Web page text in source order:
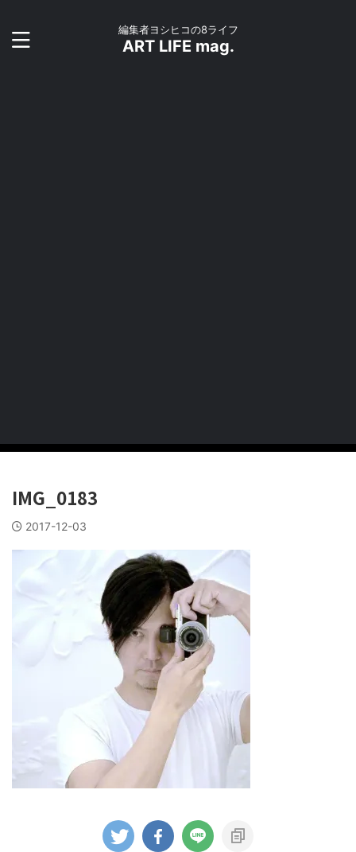
編集者ヨシヒコの8ライフ
ART LIFE mag.
IMG_0183
2017-12-03